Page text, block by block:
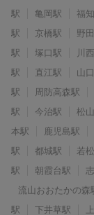
駅
亀岡駅 福
駅
京橋駅 野
駅
塚口駅 川
駅
直江駅 山
駅
周防高森駅
駅
今治駅 松
本駅
鹿児島駅
駅
都城駅 若
駅
朝霞台駅
流山おおたかの森
駅
下井草駅